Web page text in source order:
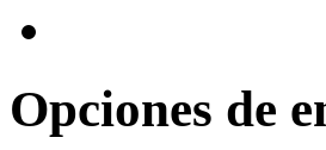
Opciones de